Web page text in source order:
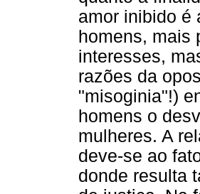
amor inibido é
homens, mais
interesses,
razões da
"misoginia"!)
homens o
mulheres. A
deve-se ao
donde resulta